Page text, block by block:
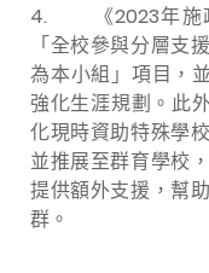
4. 《2023年施政
「全校參與分層支
為本小組」項目，
強化生涯規劃。此
化現時資助特殊學
並推展至群育學校
提供額外支援，幫
群。